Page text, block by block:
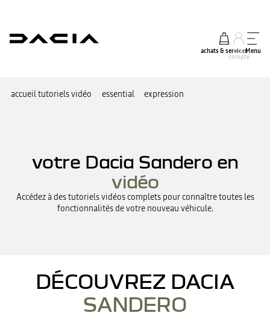
achats & services
mon
compte
Menu
accueil tutoriels vidéo essential expression
votre Dacia Sandero en
vidéo
Accédez à des tutoriels vidéos complets pour connaître toutes les
fonctionnalités de votre nouveau véhicule.
DÉCOUVREZ DACIA
SANDERO